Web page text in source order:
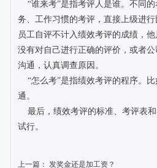
“谁来考”是指考评人是谁。不同
务、工作习惯的考评，直接上级进
员工自评不计入绩效考评的成绩，
没有对自己进行正确的评价，或者
沟通，认真调查原因。
“怎么考”是指绩效考评的程序。
通。
最后，绩效考评的标准、考评表
试行。
上一篇： 发奖金还是加工资？